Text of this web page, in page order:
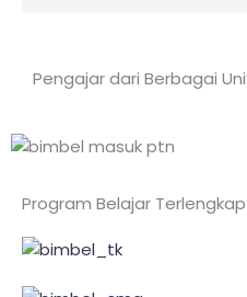
Pengajar dari Berbagai
Program Belajar